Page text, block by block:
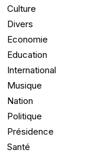
Culture
Divers
Economie
Education
International
Musique
Nation
Politique
Présidence
Santé